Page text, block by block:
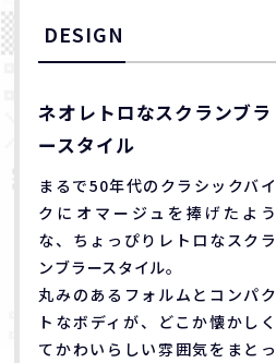
DESIGN
ネオレトロなスクランブラ
ースタイル
まるで50年代のクラシックバイ
クにオマージュを捧げたよう
な、ちょっぴりレトロなスクラ
ンブラースタイル。
丸みのあるフォルムとコンパク
トなボディが、どこか懐かしく
てかわいらしい雰囲気をまとっ